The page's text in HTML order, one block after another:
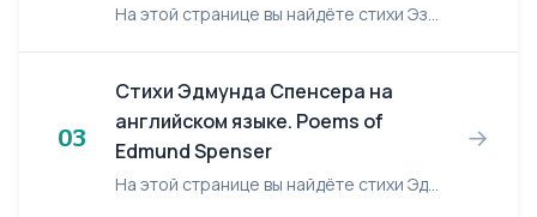
На этой странице вы найдёте стихи Эзра Лумиса Паунда на английском языке. Эзра Лумис Паунд/ Ezra Loomis Pound, (30 октября 1885 — 1 ноября 1972) — американский поэт. A Gir...
03
Стихи Эдмунда Спенсера на
английском языке. Poems of
Edmund Spenser
На этой странице вы найдёте стихи Эдмунда Спенсера на английском языке. Эдмунд Спенсер/ Edmund Spenser, (ок. 1552 — 13 января 1599) — английский поэт. [One day I wrote her n...
→